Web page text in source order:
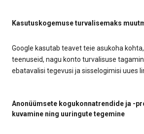
Kasutuskogemuse turvalisemaks
Google kasutab teavet teie asukoha
teenuseid, nagu konto turvalisuse
ebatavalisi tegevusi ja sisselogimisi uues
Anonüümsete kogukonnatrendide ja -
kuvamine ning uuringute tegemine